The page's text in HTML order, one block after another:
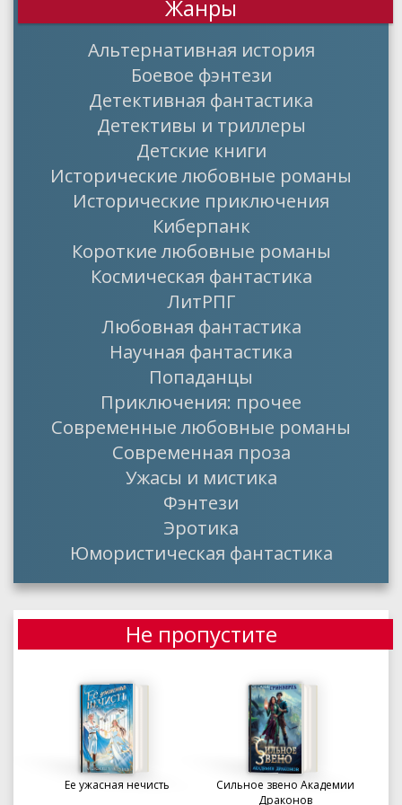
Жанры
Альтернативная история
Боевое фэнтези
Детективная фантастика
Детективы и триллеры
Детские книги
Исторические любовные романы
Исторические приключения
Киберпанк
Короткие любовные романы
Космическая фантастика
ЛитРПГ
Любовная фантастика
Научная фантастика
Попаданцы
Приключения: прочее
Современные любовные романы
Современная проза
Ужасы и мистика
Фэнтези
Эротика
Юмористическая фантастика
Не пропустите
Ее ужасная нечисть
Сильное звено Академии
Драконов